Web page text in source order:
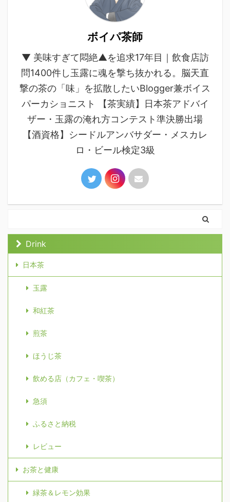
ボイパ茶師
▼ 美味すぎて悶絶▲を追求17年目｜飲食店訪
問1400件し玉露に魂を撃ち抜かれる。脳天直
撃の茶の「味」を拡散したいBlogger兼ボイス
パーカショニスト 【茶実績】日本茶アドバイ
ザー・玉露の淹れ方コンテスト準決勝出場
【酒資格】シードルアンバサダー・メスカレ
ロ・ビール検定3級
Drink
日本茶
玉露
和紅茶
煎茶
ほうじ茶
飲める店（カフェ・喫茶）
急須
ふるさと納税
レビュー
お茶と健康
緑茶＆レモン効果